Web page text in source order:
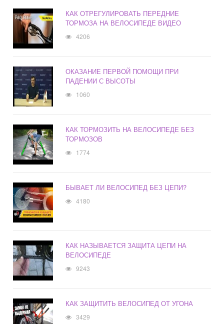
КАК ОТРЕГУЛИРОВАТЬ ПЕРЕДНИЕ
ТОРМОЗА НА ВЕЛОСИПЕДЕ ВИДЕО
4206
ОКАЗАНИЕ ПЕРВОЙ ПОМОЩИ ПРИ
ПАДЕНИИ С ВЫСОТЫ
1060
КАК ТОРМОЗИТЬ НА ВЕЛОСИПЕДЕ БЕЗ
ТОРМОЗОВ
1774
БЫВАЕТ ЛИ ВЕЛОСИПЕД БЕЗ ЦЕПИ?
4180
КАК НАЗЫВАЕТСЯ ЗАЩИТА ЦЕПИ НА
ВЕЛОСИПЕДЕ
9243
КАК ЗАЩИТИТЬ ВЕЛОСИПЕД ОТ УГОНА
3429